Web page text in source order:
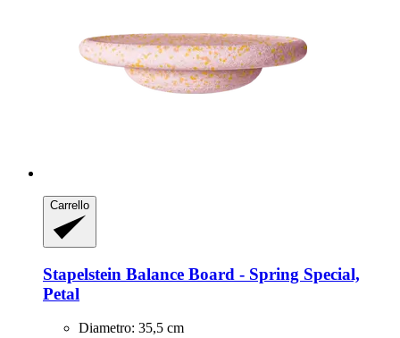
Carrello
Stapelstein Balance Board -​ Spring Special,
Petal
Diametro: 35,5 cm